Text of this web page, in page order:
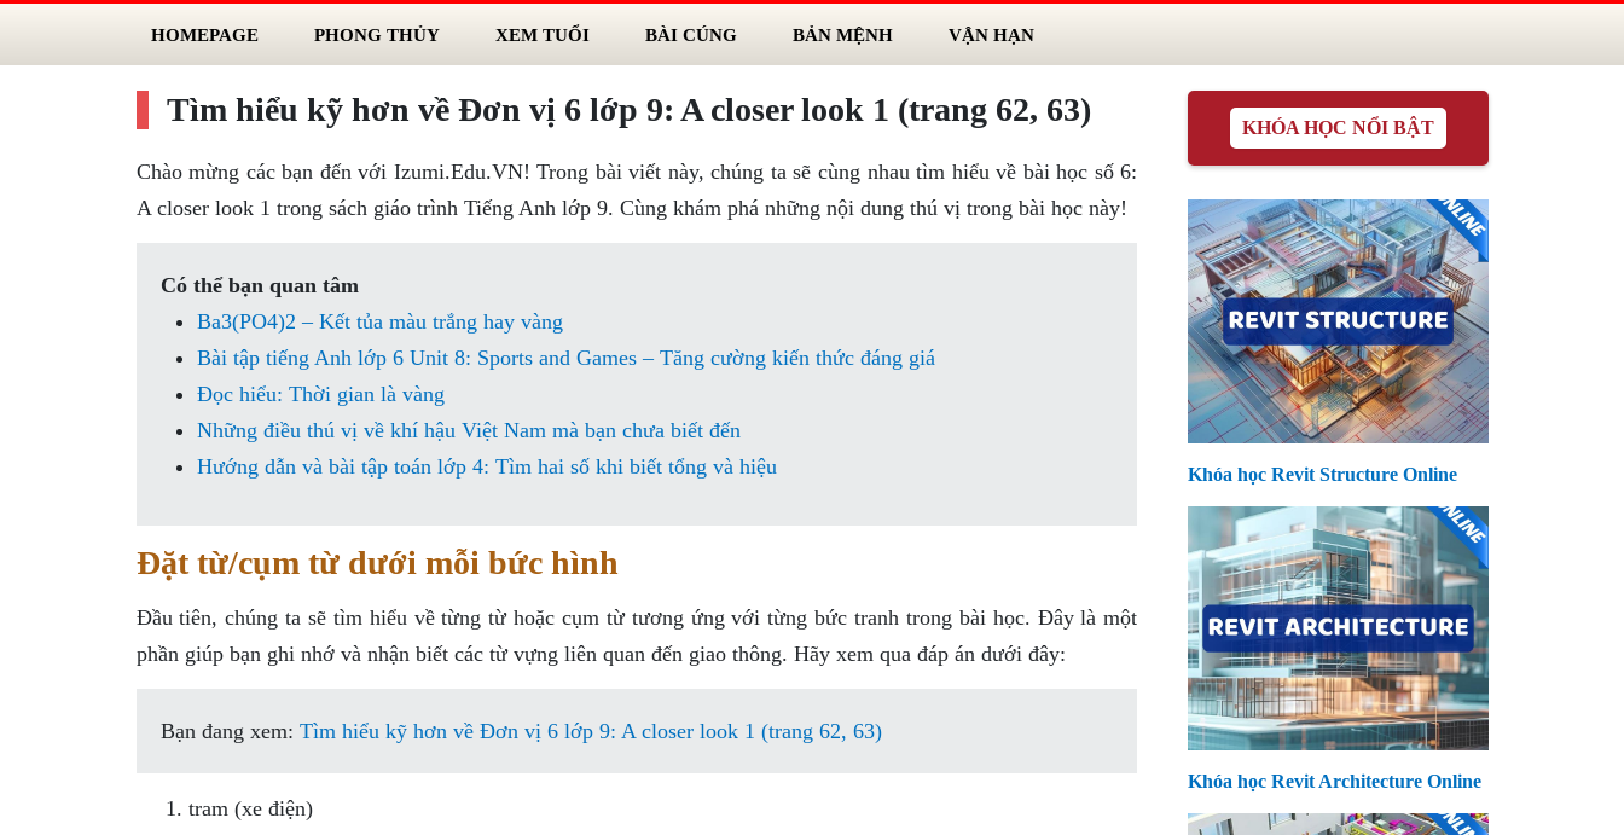
HOMEPAGE PHONG THỦY XEM TUỔI BÀI CÚNG BẢN MỆNH VẬN HẠN
Tìm hiểu kỹ hơn về Đơn vị 6 lớp 9: A closer look 1 (trang 62, 63)
Chào mừng các bạn đến với Izumi.Edu.VN! Trong bài viết này, chúng ta sẽ cùng nhau tìm hiểu về bài học số 6:
A closer look 1 trong sách giáo trình Tiếng Anh lớp 9. Cùng khám phá những nội dung thú vị trong bài học này!
Có thể bạn quan tâm
Ba3(PO4)2 – Kết tủa màu trắng hay vàng
Bài tập tiếng Anh lớp 6 Unit 8: Sports and Games – Tăng cường kiến thức đáng giá
Đọc hiểu: Thời gian là vàng
Những điều thú vị về khí hậu Việt Nam mà bạn chưa biết đến
Hướng dẫn và bài tập toán lớp 4: Tìm hai số khi biết tổng và hiệu
Đặt từ/cụm từ dưới mỗi bức hình
Đầu tiên, chúng ta sẽ tìm hiểu về từng từ hoặc cụm từ tương ứng với từng bức tranh trong bài học. Đây là một
phần giúp bạn ghi nhớ và nhận biết các từ vựng liên quan đến giao thông. Hãy xem qua đáp án dưới đây:
Bạn đang xem: Tìm hiểu kỹ hơn về Đơn vị 6 lớp 9: A closer look 1 (trang 62, 63)
tram (xe điện)
KHÓA HỌC NỔI BẬT
Khóa học Revit Structure Online
Khóa học Revit Architecture Online